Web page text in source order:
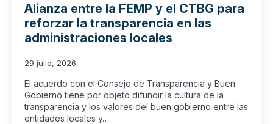
Alianza entre la FEMP y el CTBG para
reforzar la transparencia en las
administraciones locales
29 julio, 2026
El acuerdo con el Consejo de Transparencia y Buen
Gobierno tiene por objeto difundir la cultura de la
transparencia y los valores del buen gobierno entre las
entidades locales y…